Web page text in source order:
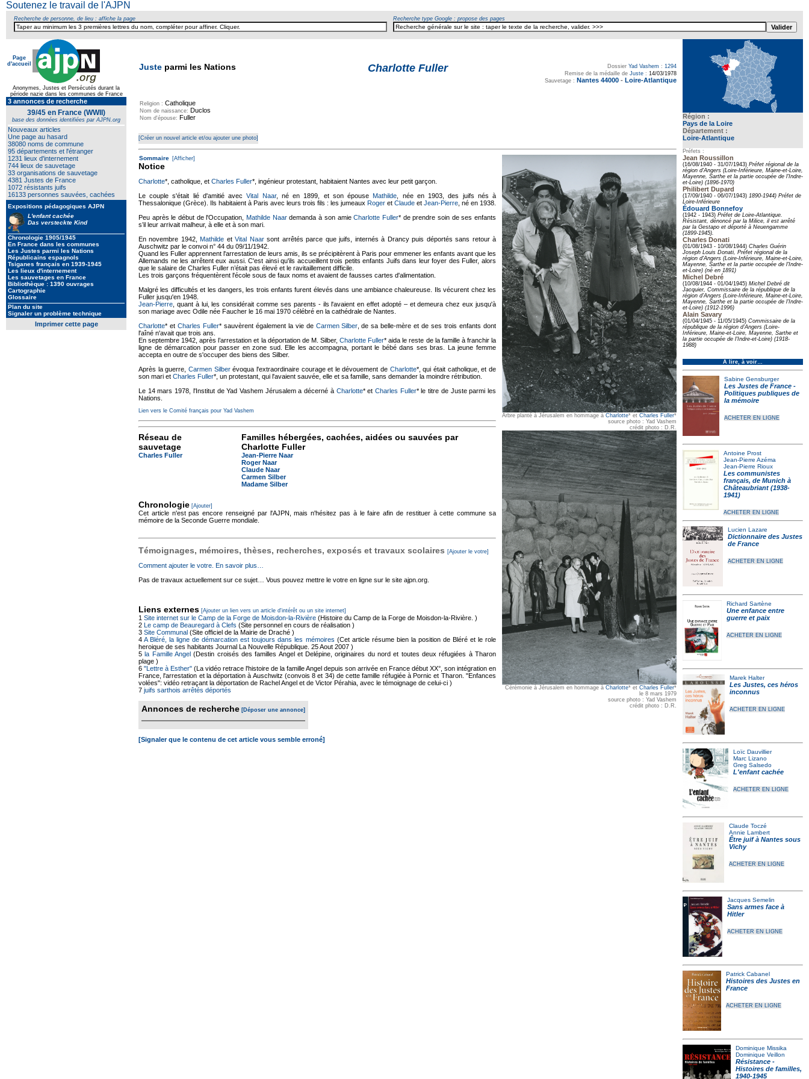
Soutenez le travail de l'AJPN
Recherche de personne, de lieu : affiche la page Recherche type Google : propose des pages
Page
d'accueil
Anonymes, Justes et Persécutés durant la
période nazie dans les communes de France
3 annonces de recherche
39/45 en France (WWII)
base des données identifiées par AJPN.org
Nouveaux articles
Une page au hasard
38080 noms de commune
95 départements et l'étranger
1231 lieux d'internement
744 lieux de sauvetage
33 organisations de sauvetage
4381 Justes de France
1072 résistants juifs
16133 personnes sauvées, cachées
Expositions pédagogiques AJPN
L'enfant cachée
Das versteckte Kind
Chronologie 1905/1945
En France dans les communes
Les Justes parmi les Nations
Républicains espagnols
Tsiganes français en 1939-1945
Les lieux d'internement
Les sauvetages en France
Bibliothèque : 1390 ouvrages
Cartographie
Glossaire
Plan du site
Signaler un problème technique
Imprimer cette page
Région :
Pays de la Loire
Département :
Loire-Atlantique
Préfets :
Jean Roussillon
(16/08/1940 - 31/07/1943) Préfet régional de la
région d'Angers (Loire-Inférieure, Maine-et-Loire,
Mayenne, Sarthe et la partie occupée de l'Indre-
et-Loire) (1896-1970)
Philibert Dupard
(17/09/1940 - 06/07/1943) 1890-1944) Préfet de
Loire-Inférieure
Édouard Bonnefoy
(1942 - 1943) Préfet de Loire-Atlantique.
Résistant, dénoncé par la Milice, il est arrêté
par la Gestapo et déporté à Neuengamme
(1899-1945).
Charles Donati
(01/08/1943 - 10/08/1944) Charles Guérin
Joseph Louis Donati, Préfet régional de la
région d'Angers (Loire-Inférieure, Maine-et-Loire,
Mayenne, Sarthe et la partie occupée de l'Indre-
et-Loire) (né en 1891)
Michel Debré
(10/08/1944 - 01/04/1945) Michel Debré dit
Jacquier, Commissaire de la république de la
région d’Angers (Loire-Inférieure, Maine-et-Loire,
Mayenne, Sarthe et la partie occupée de l'Indre-
et-Loire) (1912-1996)
Alain Savary
(01/04/1945 - 11/05/1945) Commissaire de la
république de la région d’Angers (Loire-
Inférieure, Maine-et-Loire, Mayenne, Sarthe et
la partie occupée de l'Indre-et-Loire) (1918-
1988)
À lire, à voir…
Sabine Gensburger
Les Justes de France -
Politiques publiques de
la mémoire
ACHETER EN LIGNE
Antoine Prost
Jean-Pierre Azéma
Jean-Pierre Rioux
Les communistes
français, de Munich à
Châteaubriant (1938-
1941)
ACHETER EN LIGNE
Lucien Lazare
Dictionnaire des Justes
de France
ACHETER EN LIGNE
Richard Sartène
Une enfance entre
guerre et paix
ACHETER EN LIGNE
Marek Halter
Les Justes, ces héros
inconnus
ACHETER EN LIGNE
Loïc Dauvillier
Marc Lizano
Greg Salsedo
L'enfant cachée
ACHETER EN LIGNE
Claude Toczé
Annie Lambert
Être juif à Nantes sous
Vichy
ACHETER EN LIGNE
Jacques Semelin
Sans armes face à
Hitler
ACHETER EN LIGNE
Patrick Cabanel
Histoires des Justes en
France
ACHETER EN LIGNE
Dominique Missika
Dominique Veillon
Résistance -
Histoires de familles,
1940-1945
Juste parmi les Nations Charlotte Fuller Dossier Yad Vashem : 1294
Remise de la médaille de Juste : 14/03/1978
Sauvetage : Nantes 44000 - Loire-Atlantique
Religion : Catholique
Nom de naissance: Duclos
Nom d'épouse: Fuller
[Créer un nouvel article et/ou ajouter une photo]
Arbre planté à Jérusalem en hommage à Charlotte* et Charles Fuller*
source photo : Yad Vashem
crédit photo : D.R.
Cérémonie à Jérusalem en hommage à Charlotte* et Charles Fuller*
le 8 mars 1979
source photo : Yad Vashem
crédit photo : D.R.
Sommaire [Afficher]
Notice
Charlotte*, catholique, et Charles Fuller*, ingénieur protestant, habitaient Nantes avec leur petit garçon.
Le couple s'était lié d'amitié avecVital Naar, né en 1899, et son épouseMathilde , née en 1903, des juifs nés à
Thessalonique (Grèce). Ils habitaient à Paris avec leurs trois fils : les jumeaux Roger et Claude et Jean-Pierre , né en 1938.
Peu après le début de l'Occupation,Mathilde Naardemanda à son amieCharlotte Fuller* de prendre soin de ses enfants
s’il leur arrivait malheur, à elle et à son mari.
En novembre 1942,Mathilde etVital Naarsont arrêtés parce que juifs, internés à Drancy puis déportés sans retour à
Auschwitz par le convoi n° 44 du 09/11/1942.
Quand les Fuller apprennent l'arrestation de leurs amis, ils se précipitèrent à Paris pour emmener les enfants avant que les
Allemands ne les arrêtent eux aussi. C'est ainsi qu'ils accueillent trois petits enfants Juifs dans leur foyer des Fuller, alors
que le salaire de Charles Fuller n’était pas élevé et le ravitaillement difficile.
Les trois garçons fréquentèrent l'école sous de faux noms et avaient de fausses cartes d'alimentation.
Malgré les difficultés et les dangers, les trois enfants furent élevés dans une ambiance chaleureuse. Ils vécurent chez les
Fuller jusqu'en 1948.
Jean-Pierre , quant à lui, les considérait comme ses parents - ils l'avaient en effet adopté – et demeura chez eux jusqu'à
son mariage avec Odile née Faucher le 16 mai 1970 célébré en la cathédrale de Nantes.
Charlotte* et Charles Fuller* sauvèrent également la vie de Carmen Silber, de sa belle-mère et de ses trois enfants dont
l'aîné n'avait que trois ans.
En septembre 1942, après l’arrestation et la déportation de M. Silber,Charlotte Fuller* aida le reste de la famille à franchir la
ligne de démarcation pour passer en zone sud. Elle les accompagna, portant le bébé dans ses bras. La jeune femme
accepta en outre de s'occuper des biens des Silber.
Après la guerre, Carmen Silberévoqua l'extraordinaire courage et le dévouement de Charlotte*, qui était catholique, et de
son mari et Charles Fuller*, un protestant, qui l'avaient sauvée, elle et sa famille, sans demander la moindre rétribution.
Le 14 mars 1978, l'Institut de Yad Vashem Jérusalem a décerné à Charlotte* etCharles Fuller* le titre de Juste parmi les
Nations.
Lien vers le Comité français pour Yad Vashem
Réseau de
sauvetage
Charles Fuller
Familles hébergées, cachées, aidées ou sauvées par
Charlotte Fuller
Jean-Pierre Naar
Roger Naar
Claude Naar
Carmen Silber
Madame Silber
Chronologie [Ajouter]
Cet article n'est pas encore renseigné par l'AJPN, mais n'hésitez pas à le faire afin de restituer à cette commune sa
mémoire de la Seconde Guerre mondiale.
Témoignages, mémoires, thèses, recherches, exposés et travaux scolaires [Ajouter le votre]
Comment ajouter le votre. En savoir plus…
Pas de travaux actuellement sur ce sujet… Vous pouvez mettre le votre en ligne sur le site ajpn.org.
Liens externes [Ajouter un lien vers un article d'intérêt ou un site internet]
1 Site internet sur le Camp de la Forge de Moisdon-la-Rivière (Histoire du Camp de la Forge de Moisdon-la-Rivière. )
2 Le camp de Beauregard à Clefs (Site personnel en cours de réalisation )
3 Site Communal (Site officiel de la Mairie de Draché )
4A Bléré, la ligne de démarcation est toujours dans les mémoires (Cet article résume bien la position de Bléré et le role
heroique de ses habitants Journal La Nouvelle République. 25 Aout 2007 )
5la Famille Angel(Destin croisés des familles Angel et Delépine, originaires du nord et toutes deux réfugiées à Tharon
plage )
6 "Lettre à Esther" (La vidéo retrace l'histoire de la famille Angel depuis son arrivée en France début XX°, son intégration en
France, l'arrestation et la déportation à Auschwitz (convois 8 et 34) de cette famille réfugiée à Pornic et Tharon. "Enfances
volées": vidéo retraçant la déportation de Rachel Angel et de Victor Pérahia, avec le témoignage de celui-ci )
7 juifs sarthois arrêtés déportés
Annonces de recherche [Déposer une annonce]
[Signaler que le contenu de cet article vous semble erroné]